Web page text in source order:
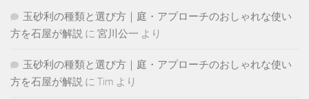
玉砂利の種類と選び方｜庭・アプローチのおしゃれな使い
方を石屋が解説 に 宮川公一 より
玉砂利の種類と選び方｜庭・アプローチのおしゃれな使い
方を石屋が解説 に Tim より